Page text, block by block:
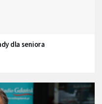
dla seniora